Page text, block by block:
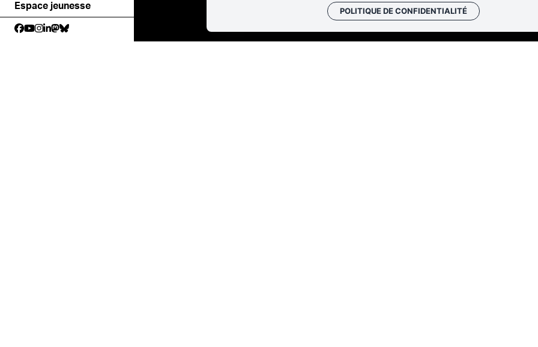
POLITIQUE DE CONFIDENTIALITÉ
Espace jeunesse
Les cafés Faire un don